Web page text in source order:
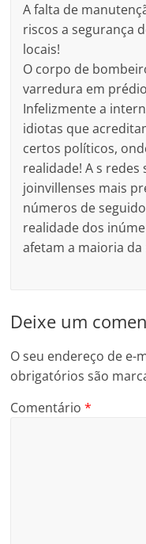
A falta de
riscos a segurança
locais!
O corpo de
varredura em
Infelizmente a
idiotas que
certos políticos,
realidade! A s
joinvillenses mais
números de
realidade dos
afetam a maioria da
Deixe um
O seu endereço de e-
obrigatórios são
Comentário*